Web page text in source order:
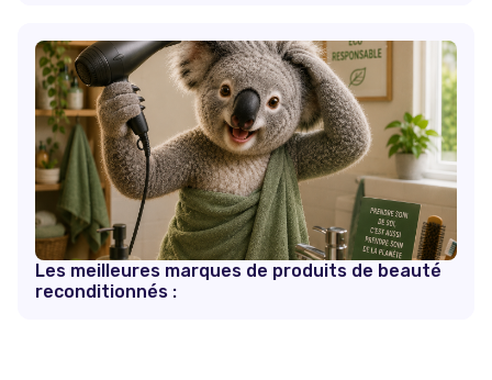
Les meilleures marques de produits de beauté
reconditionnés :